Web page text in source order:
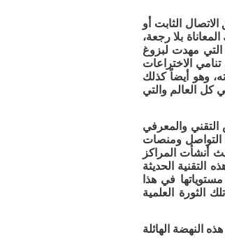
الثابت أو
بلا رجعة،
التي مهدت لبزوغ
الاختراعات
وهو أيضاً كذلك
كل العالم والتي
التقني والمعرفي
التواصل ومنصات
أنشأت المراكز
التقنية الحديثة
في هذا
الثورة العلمية
النهضة الهائلة